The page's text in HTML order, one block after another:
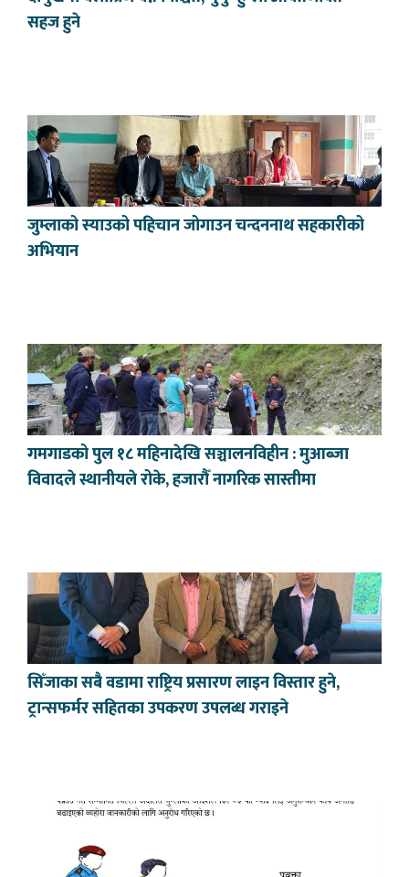
सहज हुने
जुम्लाको स्याउको पहिचान जोगाउन चन्दननाथ सहकारीको
अभियान
गमगाडको पुल १८ महिनादेखि सञ्चालनविहीन : मुआब्जा
विवादले स्थानीयले रोके, हजारौँ नागरिक सास्तीमा
सिँजाका सबै वडामा राष्ट्रिय प्रसारण लाइन विस्तार हुने,
ट्रान्सफर्मर सहितका उपकरण उपलब्ध गराइने